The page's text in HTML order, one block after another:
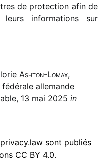
de protec­tion afin de
infor­ma­tions sur
Ashton-Lomax,
allemande
13 mai 2025 in
sont publiés
CC BY 4.0.